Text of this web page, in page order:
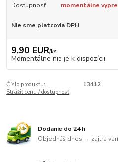
Dostupnosť momentálne
Nie sme platcovia DPH
9,90 EUR/ks
Momentálne nie je k dispozícii
Číslo produktu:
13412
Strážiť cenu / dostupnosť
Dodanie do 24 h
Objednáš dnes → zajtra